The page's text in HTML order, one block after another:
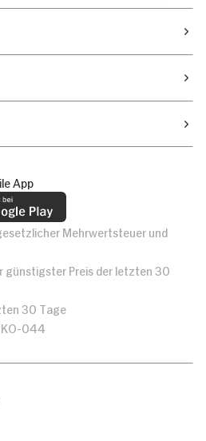
App
Mehrwertsteuer und
günstigster Preis der letzten 30
30 Tage
044